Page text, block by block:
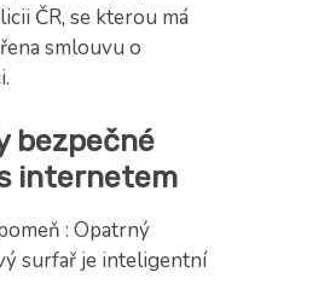
ČR, se kterou má
smlouvu o
bezpečné
internetem
: Opatrný
surfař je inteligentní